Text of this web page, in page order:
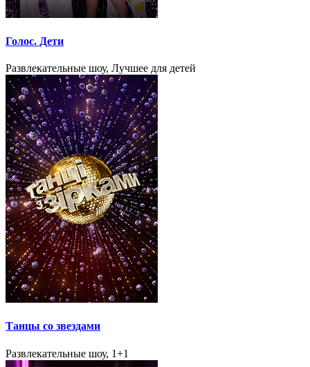
Голос. Дети
Развлекательные шоу, Лучшее для детей
Танцы со звездами
Развлекательные шоу, 1+1